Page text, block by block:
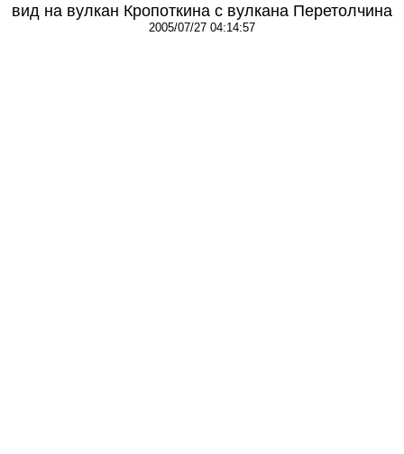
вид на вулкан Кропоткина с вулкана Перетолчина
2005/07/27 04:14:57